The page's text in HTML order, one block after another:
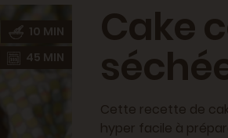
10 MIN
45 MIN
Cake
Cette recette de
hyper facile à